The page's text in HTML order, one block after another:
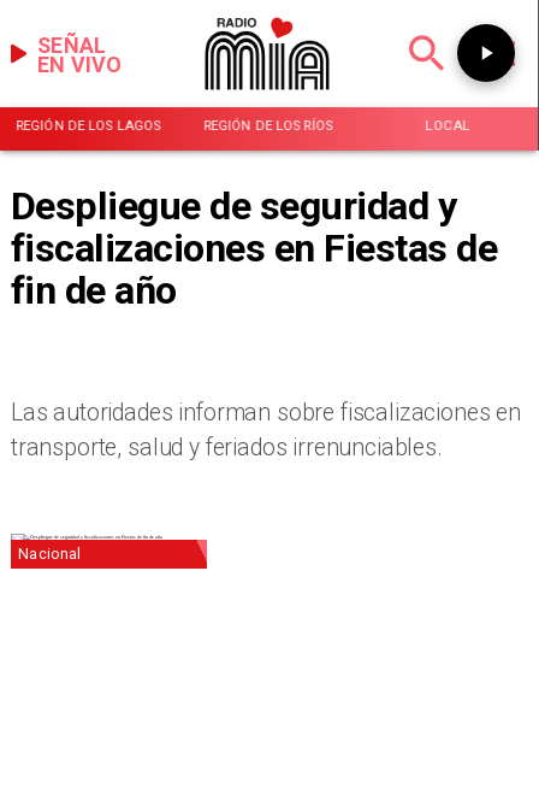
EN VIVO
SEÑAL
REGIÓN DE LOS LAGOS REGIÓN DE LOS RÍOS LOCAL
Despliegue de seguridad y
fiscalizaciones en Fiestas de
fin de año
Las autoridades informan sobre fiscalizaciones en
transporte, salud y feriados irrenunciables.
Nacional